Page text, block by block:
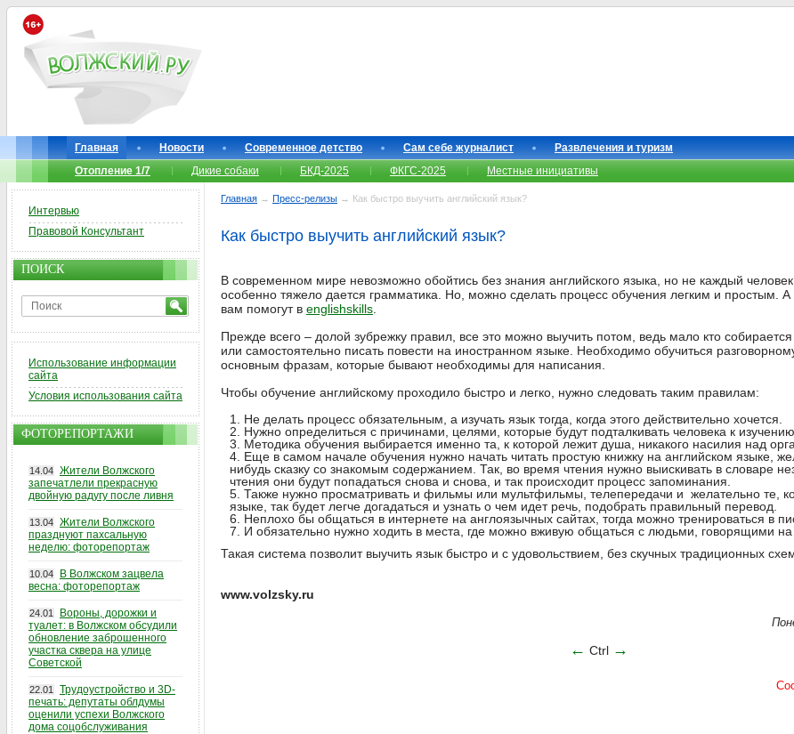
Главная Новости Современное детство Сам себе журналист
Развлечения и туризм
Отопление 1/7
Дикие собаки БКД-2025 ФКГС-2025 Местные инициативы
Главная → Пресс-релизы → Как быстро выучить английский язык?
Как быстро выучить английский язык?
В современном мире невозможно обойтись без знания английского языка, но не каждый
особенно тяжело дается грамматика. Но, можно сделать процесс обучения легким и простым. А
вам помогут в englishskills
Прежде всего – долой зубрежку правил, все это можно выучить потом, ведь мало кто
или самостоятельно писать повести на иностранном языке. Необходимо обучиться
основным фразам, которые бывают необходимы для написания.
Чтобы обучение английскому проходило быстро и легко, нужно следовать таким правилам:
Не делать процесс обязательным, а изучать язык тогда, когда этого действительно хочется.
Нужно определиться с причинами, целями, которые будут подталкивать человека к
Методика обучения выбирается именно та, к которой лежит душа, никакого насилия над
Еще в самом начале обучения нужно начать читать простую книжку на английском языке,
нибудь сказку со знакомым содержанием. Так, во время чтения нужно выискивать в словаре
чтения они будут попадаться снова и снова, и так происходит процесс запоминания.
Также нужно просматривать и фильмы или мультфильмы, телепередачи и желательно те,
языке, так будет легче догадаться и узнать о чем идет речь, подобрать правильный перевод.
Неплохо бы общаться в интернете на англоязычных сайтах, тогда можно тренироваться в
И обязательно нужно ходить в места, где можно вживую общаться с людьми, говорящими на
Такая система позволит выучить язык быстро и с удовольствием, без скучных традиционных
www.volzsky.ru
← Ctrl →
Интервью
Правовой Консультант
ПОИСК
Использование информации
сайта
Условия использования сайта
ФОТОРЕПОРТАЖИ
14.04 Жители Волжского
запечатлели прекрасную
двойную радугу после ливня
13.04 Жители Волжского
празднуют пахсальную
неделю: фоторепортаж
10.04
В Волжском зацвела
весна: фоторепортаж
24.01
Вороны, дорожки и
туалет: в Волжском обсудили
обновление заброшенного
участка сквера на улице
Советской
22.01
Трудоустройство и 3D-
печать: депутаты облдумы
оценили успехи Волжского
дома соцобслуживания